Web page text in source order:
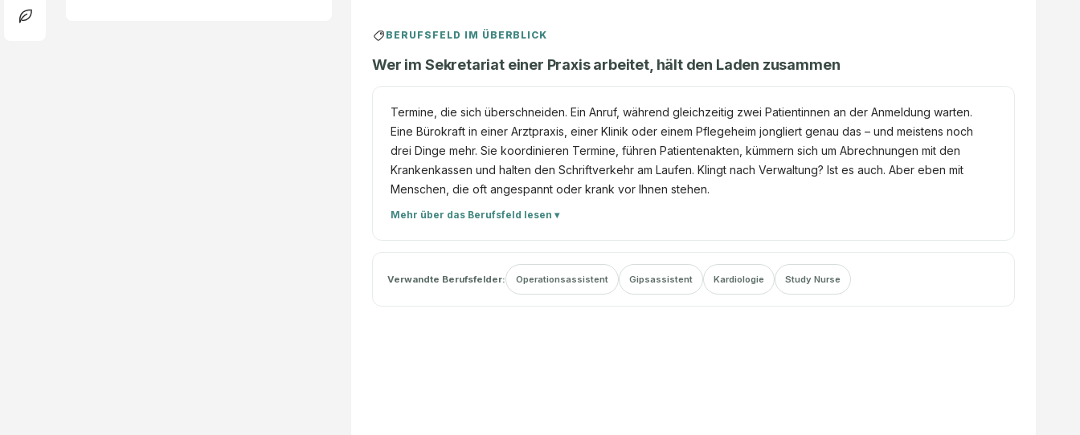
BERUFSFELD IM ÜBERBLICK
Wer im Sekretariat einer Praxis arbeitet, hält den Laden zusammen
Termine, die sich überschneiden. Ein Anruf, während gleichzeitig zwei Patientinnen an der Anmeldung warten.
Eine Bürokraft in einer Arztpraxis, einer Klinik oder einem Pflegeheim jongliert genau das – und meistens noch
drei Dinge mehr. Sie koordinieren Termine, führen Patientenakten, kümmern sich um Abrechnungen mit den
Krankenkassen und halten den Schriftverkehr am Laufen. Klingt nach Verwaltung? Ist es auch. Aber eben mit
Menschen, die oft angespannt oder krank vor Ihnen stehen.
Mehr über das Berufsfeld lesen ▾
Verwandte Berufsfelder: Operationsassistent Gipsassistent Kardiologie Study Nurse